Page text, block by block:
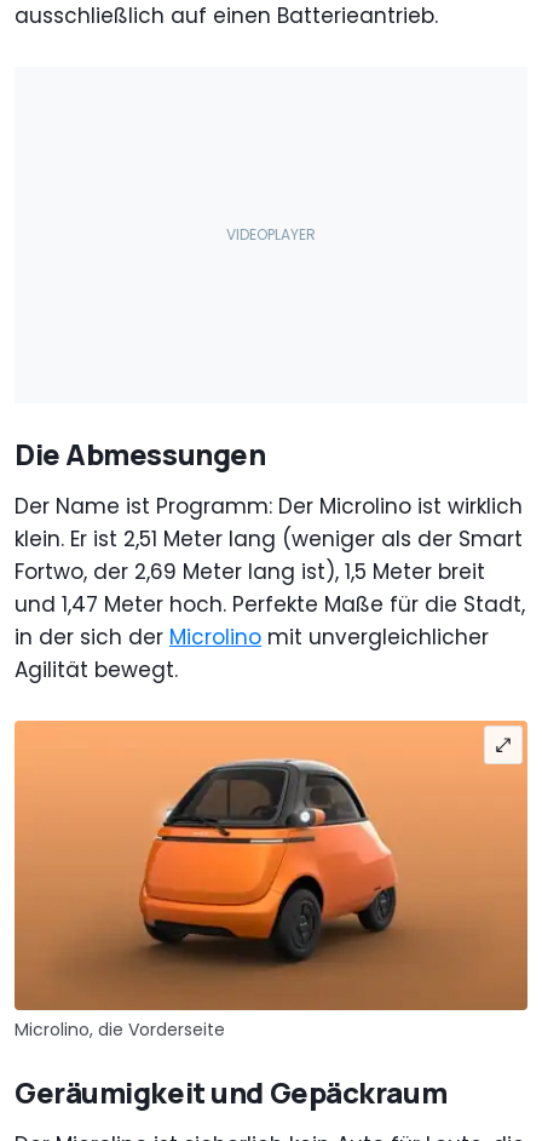
ausschließlich auf einen Batterieantrieb.
Die Abmessungen
Der Name ist Programm: Der Microlino ist wirklich
klein. Er ist 2,51 Meter lang (weniger als der Smart
Fortwo, der 2,69 Meter lang ist), 1,5 Meter breit
und 1,47 Meter hoch. Perfekte Maße für die Stadt,
in der sich der Microlino mit unvergleichlicher
Agilität bewegt.
Microlino, die Vorderseite
Geräumigkeit und Gepäckraum